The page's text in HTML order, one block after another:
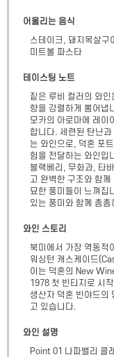
어울리는 음식
스테이크, 돼지목살구
미트볼 파스타
테이스팅 노트
짙은 루비 컬러의 와
향을 강렬하게 뿜어냅
모카의 아로마에 레이
합니다. 세련된 탄닌
는 와인으로, 덕혼 포
험을 전달하는 와인입
블랙베리, 무화과, 타
고 완벽한 구조와 함께
묘한 풍미들이 느껴집
있는 풍미와 함께 촘
와인 스토리
북미에서 가장 역동적
워싱턴 캐스케이드
이는 덕혼의 New
1978 첫 빈티지로 시
생산자 덕혼 빈야드의
고 있습니다.
와인 설명
Point 01 나파밸리 클